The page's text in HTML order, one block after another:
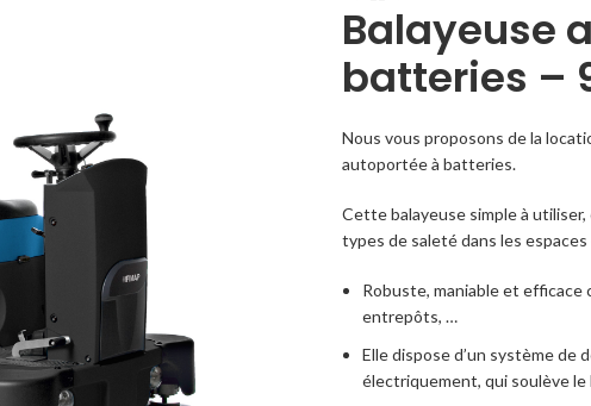
Balayeuse
batteries –
Nous vous proposons de la
autoportée à batteries.
Cette balayeuse simple à
types de saleté dans les espaces
Robuste, maniable et efficace
entrepôts, …
Elle dispose d’un système
électriquement, qui soulève le